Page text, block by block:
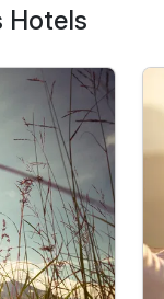
Hotels